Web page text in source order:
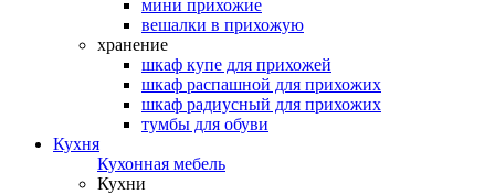
мини прихожие
вешалки в прихожую
хранение
шкаф купе для прихожей
шкаф распашной для прихожих
шкаф радиусный для прихожих
тумбы для обуви
Кухня
Кухонная мебель
Кухни